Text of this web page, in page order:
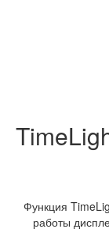
Функция
работы